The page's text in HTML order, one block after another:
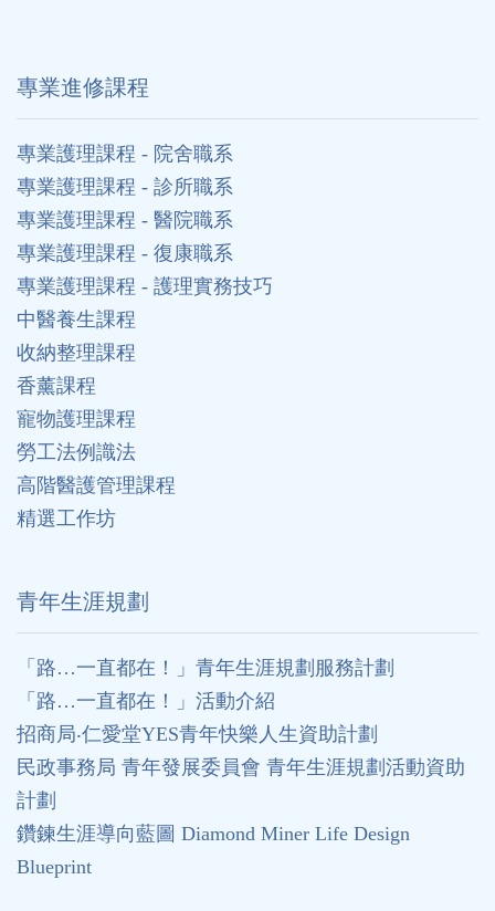
專業進修課程
專業護理課程 - 院舍職系
專業護理課程 - 診所職系
專業護理課程 - 醫院職系
專業護理課程 - 復康職系
專業護理課程 - 護理實務技巧
中醫養生課程
收納整理課程
香薰課程
寵物護理課程
勞工法例識法
高階醫護管理課程
精選工作坊
⻘年生涯規劃
「路…一直都在！」青年生涯規劃服務計劃
「路…一直都在！」活動介紹
招商局‧仁愛堂YES青年快樂人生資助計劃
民政事務局 青年發展委員會 青年生涯規劃活動資助
計劃
鑽鍊生涯導向藍圖 Diamond Miner Life Design
Blueprint